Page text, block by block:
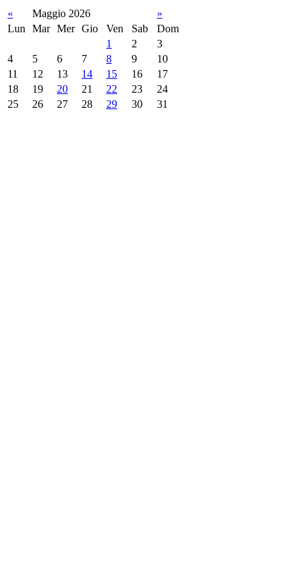
« Maggio 2026
»
Lun
Mar Mer Gio Ven Sab
Dom
1
2
3
4
5 6 7 8 9
10
11
12 13 14 15 16
17
18
19 20 21 22 23
24
25
26 27 28 29 30 31